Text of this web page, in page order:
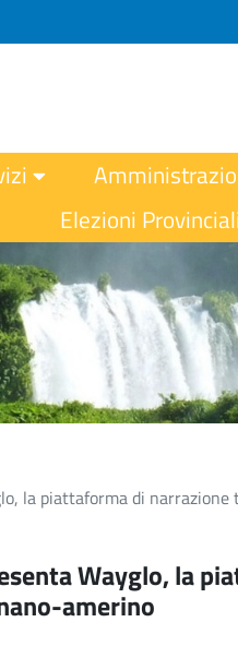
Elezioni
la piattaforma di
Wayglo, la
amerino